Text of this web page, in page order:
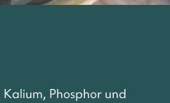
Phosphor und